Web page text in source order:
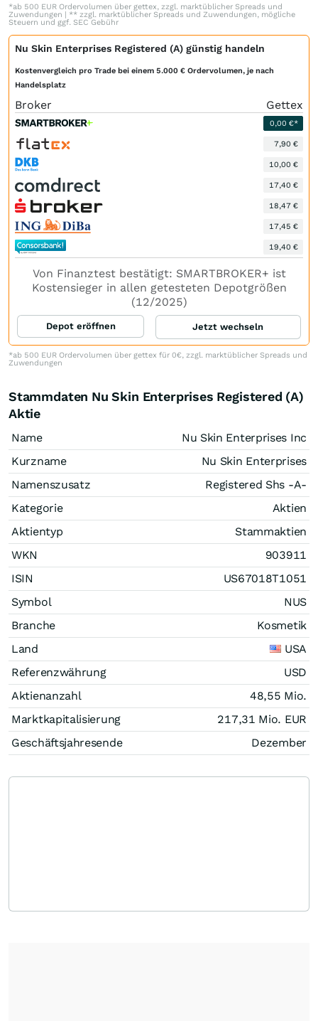
*ab 500 EUR Ordervolumen über gettex, zzgl. marktüblicher Spreads und
Zuwendungen | ** zzgl. marktüblicher Spreads und Zuwendungen, mögliche
Steuern und ggf. SEC Gebühr
Nu Skin Enterprises Registered (A) günstig handeln
Kostenvergleich pro Trade bei einem 5.000 € Ordervolumen, je nach
Handelsplatz
Broker Gettex
0,00 €*
7,90 €
10,00 €
17,40 €
18,47 €
17,45 €
19,40 €
Von Finanztest bestätigt: SMARTBROKER+ ist
Kostensieger in allen getesteten Depotgrößen
(12/2025)
Depot eröffnen Jetzt wechseln
*ab 500 EUR Ordervolumen über gettex für 0€, zzgl. marktüblicher Spreads und
Zuwendungen
Stammdaten Nu Skin Enterprises Registered (A)
Aktie
Name
Nu Skin Enterprises Inc
Kurzname
Nu Skin Enterprises
Namenszusatz
Registered Shs -A-
Kategorie
Aktien
Aktientyp
Stammaktien
WKN
903911
ISIN
US67018T1051
Symbol
NUS
Branche
Kosmetik
Land
USA
Referenzwährung
USD
Aktienanzahl
48,55 Mio.
Marktkapitalisierung
217,31 Mio. EUR
Geschäftsjahresende
Dezember